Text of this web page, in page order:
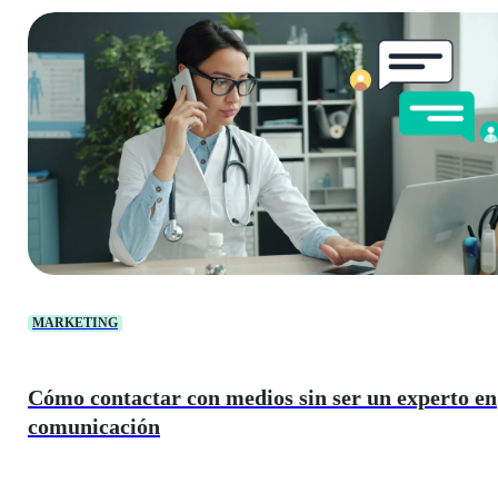
MARKETING
Cómo contactar con medios sin ser un experto en
comunicación